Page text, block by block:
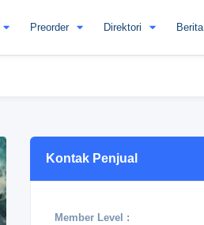
Preorder Direktori Berita
Kontak Penjual
Member Level :